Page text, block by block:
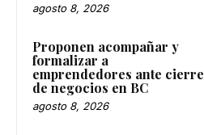
agosto 8, 2026
Proponen acompañar y
formalizar a
emprendedores ante cierre
de negocios en BC
agosto 8, 2026